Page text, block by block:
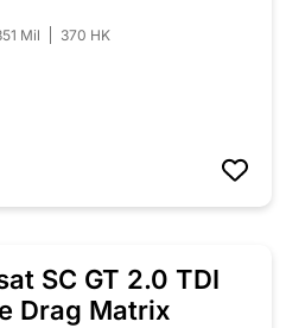
Mil 370 HK
NYINKOMMEN
SC GT 2.0 TDI
Drag Matrix